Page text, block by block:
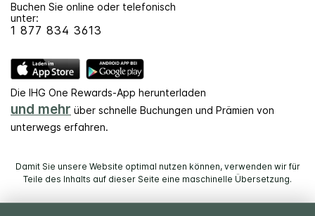
Buchen Sie online oder telefonisch
unter:
1 877 834 3613
Die IHG One Rewards-App herunterladen
und mehr über schnelle Buchungen und Prämien von
unterwegs erfahren.
Damit Sie unsere Website optimal nutzen können, verwenden wir für
Teile des Inhalts auf dieser Seite eine maschinelle Übersetzung.